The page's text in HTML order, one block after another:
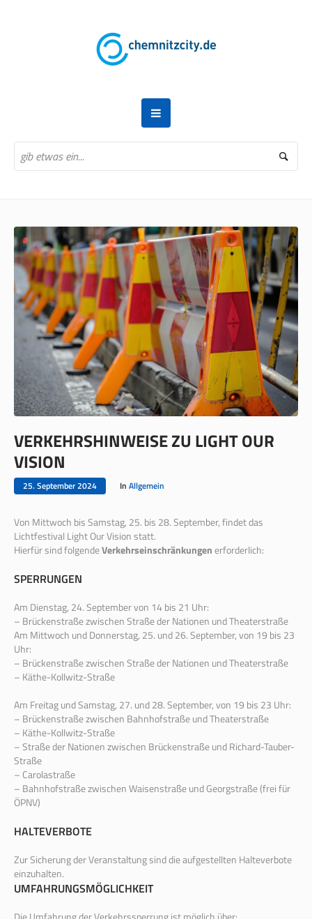
VERKEHRSHINWEISE ZU LIGHT OUR
VISION
25. September 2024 In Allgemein
Von Mittwoch bis Samstag, 25. bis 28. September, findet das
Lichtfestival Light Our Vision statt.
Hierfür sind folgendeVerkehrseinschränkungenerforderlich:
SPERRUNGEN
Am Dienstag, 24. September von 14 bis 21 Uhr:
– Brückenstraße zwischen Straße der Nationen und Theaterstraße
Am Mittwoch und Donnerstag, 25. und 26. September, von 19 bis 23
Uhr:
– Brückenstraße zwischen Straße der Nationen und Theaterstraße
– Käthe-Kollwitz-Straße
Am Freitag und Samstag, 27. und 28. September, von 19 bis 23 Uhr:
– Brückenstraße zwischen Bahnhofstraße und Theaterstraße
– Käthe-Kollwitz-Straße
– Straße der Nationen zwischen Brückenstraße und Richard-Tauber-
Straße
– Carolastraße
– Bahnhofstraße zwischen Waisenstraße und Georgstraße (frei für
ÖPNV)
HALTEVERBOTE
Zur Sicherung der Veranstaltung sind die aufgestellten Halteverbote
einzuhalten.
UMFAHRUNGSMÖGLICHKEIT